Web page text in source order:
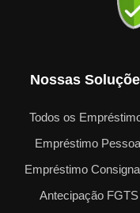
Nossas
Todos os
Empréstimo
Empréstimo
Antecipação FGTS